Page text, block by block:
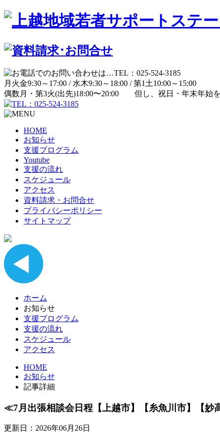
月 火金9:30～17:00 / 水木9:30～18:00 /第1土10:00～15:00
偶数月・第3火(出先)18:00〜20:00 但し、祝日・年末年始
HOME
お知らせ
支援プログラム
Youtube
支援の流れ
スケジュール
アクセス
資料請求・お問合せ
プライバシーポリシー
サイトマップ
ホーム
お知らせ
支援プログラム
支援の流れ
スケジュール
アクセス
HOME
お知らせ
記事詳細
≪7月出張相談会日程【上越市】【糸魚川市】【妙
更新日：2026年06月26日